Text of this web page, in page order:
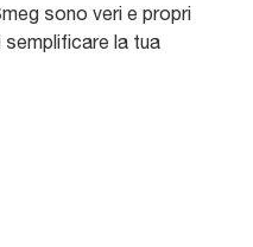
sono veri e propri
semplificare la tua